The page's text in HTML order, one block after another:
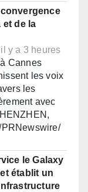
convergence
et de la
y a 3 heures
Cannes
les voix
les
avec
le Galaxy
établit un